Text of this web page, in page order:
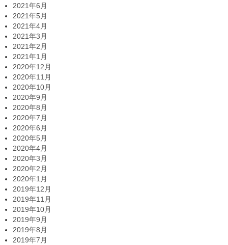
2021年6月
2021年5月
2021年4月
2021年3月
2021年2月
2021年1月
2020年12月
2020年11月
2020年10月
2020年9月
2020年8月
2020年7月
2020年6月
2020年5月
2020年4月
2020年3月
2020年2月
2020年1月
2019年12月
2019年11月
2019年10月
2019年9月
2019年8月
2019年7月